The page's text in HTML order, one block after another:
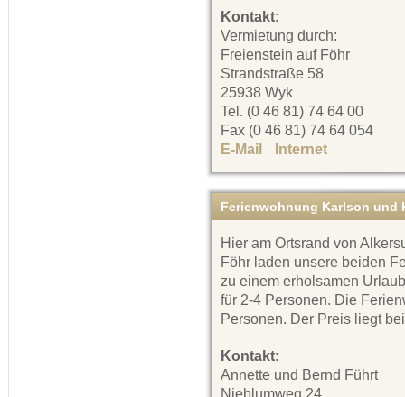
Kontakt:
Vermietung durch:
Freienstein auf Föhr
Strandstraße 58
25938 Wyk
Tel. (0 46 81) 74 64 00
Fax (0 46 81) 74 64 054
E-Mail
Internet
Ferienwohnung Karlson und
Hier am Ortsrand von
Föhr laden unsere beiden
zu einem erholsamen
für 2-4 Personen. Die
Personen. Der Preis liegt
Kontakt:
Annette und Bernd Führt
Nieblumweg 24